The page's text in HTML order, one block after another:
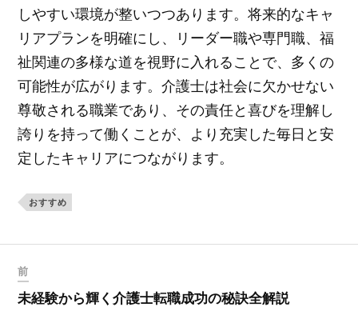
しやすい環境が整いつつあります。将来的なキャ
リアプランを明確にし、リーダー職や専門職、福
祉関連の多様な道を視野に入れることで、多くの
可能性が広がります。介護士は社会に欠かせない
尊敬される職業であり、その責任と喜びを理解し
誇りを持って働くことが、より充実した毎日と安
定したキャリアにつながります。
おすすめ
前
未経験から輝く介護士転職成功の秘訣全解説